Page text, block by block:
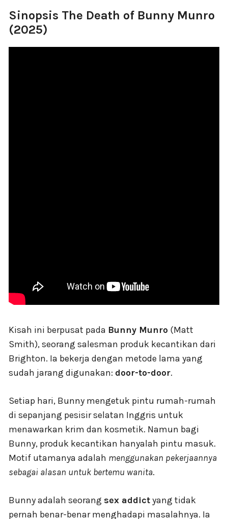
Sinopsis The Death of Bunny Munro
(2025)
Kisah ini berpusat pada Bunny Munro (Matt
Smith), seorang salesman produk kecantikan dari
Brighton. Ia bekerja dengan metode lama yang
sudah jarang digunakan: door-to-door.
Setiap hari, Bunny mengetuk pintu rumah-rumah
di sepanjang pesisir selatan Inggris untuk
menawarkan krim dan kosmetik. Namun bagi
Bunny, produk kecantikan hanyalah pintu masuk.
Motif utamanya adalah menggunakan pekerjaannya
sebagai alasan untuk bertemu wanita.
Bunny adalah seorang sex addictyang tidak
pernah benar-benar menghadapi masalahnya. Ia